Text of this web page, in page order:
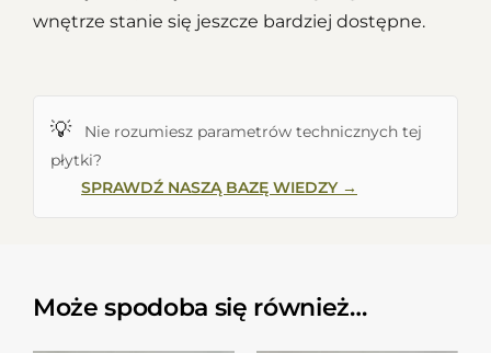
wnętrze stanie się jeszcze bardziej dostępne.
💡
Nie rozumiesz parametrów technicznych tej
płytki?
SPRAWDŹ NASZĄ BAZĘ WIEDZY →
Może spodoba się również…